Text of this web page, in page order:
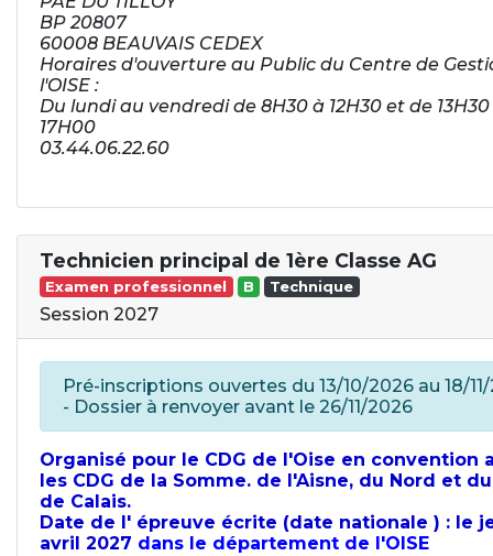
BP 20807
60008 BEAUVAIS CEDEX
Horaires d'ouverture au Public du Centre de
l'OISE :
Du lundi au vendredi de 8H30 à 12H30 et de
17H00
03.44.06.22.60
Technicien principal de 1ère Classe AG
Examen professionnel B Technique
Session 2027
Pré-inscriptions ouvertes du 13/10/2026 au 18/
- Dossier à renvoyer avant le 26/11/2026
Organisé pour le CDG de l'Oise en convention
les CDG de la Somme. de l'Aisne, du Nord et
de Calais.
Date de l' épreuve écrite (date nationale ) : le
avril 2027 dans le département de l'OISE